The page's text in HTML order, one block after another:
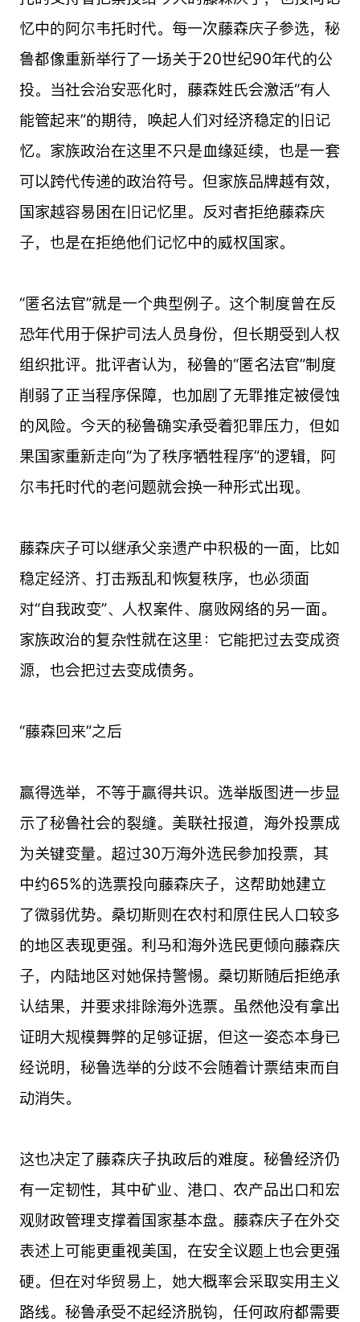
忆中的阿尔韦托时代。每一次藤森庆子参选，秘
鲁都像重新举行了一场关于20世纪90年代的公
投。当社会治安恶化时，藤森姓氏会激活“有人
能管起来”的期待，唤起人们对经济稳定的旧记
忆。家族政治在这里不只是血缘延续，也是一套
可以跨代传递的政治符号。但家族品牌越有效，
国家越容易困在旧记忆里。反对者拒绝藤森庆
子，也是在拒绝他们记忆中的威权国家。
“匿名法官”就是一个典型例子。这个制度曾在反
恐年代用于保护司法人员身份，但长期受到人权
组织批评。批评者认为，秘鲁的“匿名法官”制度
削弱了正当程序保障，也加剧了无罪推定被侵蚀
的风险。今天的秘鲁确实承受着犯罪压力，但如
果国家重新走向“为了秩序牺牲程序”的逻辑，阿
尔韦托时代的老问题就会换一种形式出现。
藤森庆子可以继承父亲遗产中积极的一面，比如
稳定经济、打击叛乱和恢复秩序，也必须面
对“自我政变”、人权案件、腐败网络的另一面。
家族政治的复杂性就在这里：它能把过去变成资
源，也会把过去变成债务。
“藤森回来”之后
赢得选举，不等于赢得共识。选举版图进一步显
示了秘鲁社会的裂缝。美联社报道，海外投票成
为关键变量。超过30万海外选民参加投票，其
中约65%的选票投向藤森庆子，这帮助她建立
了微弱优势。桑切斯则在农村和原住民人口较多
的地区表现更强。利马和海外选民更倾向藤森庆
子，内陆地区对她保持警惕。桑切斯随后拒绝承
认结果，并要求排除海外选票。虽然他没有拿出
证明大规模舞弊的足够证据，但这一姿态本身已
经说明，秘鲁选举的分歧不会随着计票结束而自
动消失。
这也决定了藤森庆子执政后的难度。秘鲁经济仍
有一定韧性，其中矿业、港口、农产品出口和宏
观财政管理支撑着国家基本盘。藤森庆子在外交
表述上可能更重视美国，在安全议题上也会更强
硬。但在对华贸易上，她大概率会采取实用主义
路线。秘鲁承受不起经济脱钩，任何政府都需要